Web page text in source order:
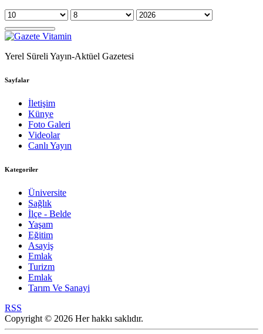
Yerel Süreli Yayın-Aktüel Gazetesi
Sayfalar
İletişim
Künye
Foto Galeri
Videolar
Canlı Yayın
Kategoriler
Üniversite
Sağlık
İlçe - Belde
Yaşam
Eğitim
Asayiş
Emlak
Turizm
Emlak
Tarım Ve Sanayi
RSS
Copyright © 2026 Her hakkı saklıdır.